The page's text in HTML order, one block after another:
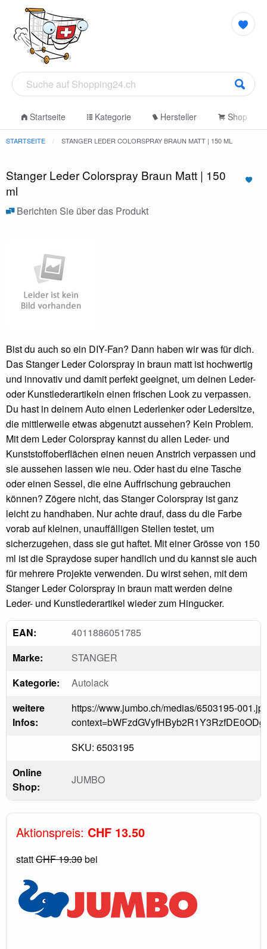
Startseite Kategorie Hersteller Shop
STARTSEITE STANGER LEDER COLORSPRAY BRAUN MATT | 150 ML
Stanger Leder Colorspray Braun Matt | 150
ml
Berichten Sie über das Produkt
Bist du auch so ein DIY-Fan? Dann haben wir was für dich.
Das Stanger Leder Colorspray in braun matt ist hochwertig
und innovativ und damit perfekt geeignet, um deinen Leder-
oder Kunstlederartikeln einen frischen Look zu verpassen.
Du hast in deinem Auto einen Lederlenker oder Ledersitze,
die mittlerweile etwas abgenutzt aussehen? Kein Problem.
Mit dem Leder Colorspray kannst du allen Leder- und
Kunststoffoberflächen einen neuen Anstrich verpassen und
sie aussehen lassen wie neu. Oder hast du eine Tasche
oder einen Sessel, die eine Auffrischung gebrauchen
können? Zögere nicht, das Stanger Colorspray ist ganz
leicht zu handhaben. Nur achte drauf, dass du die Farbe
vorab auf kleinen, unauffälligen Stellen testet, um
sicherzugehen, dass sie gut haftet. Mit einer Grösse von 150
ml ist die Spraydose super handlich und du kannst sie auch
für mehrere Projekte verwenden. Du wirst sehen, mit dem
Stanger Leder Colorspray in braun matt werden deine
Leder- und Kunstlederartikel wieder zum Hingucker.
EAN:
4011886051785
Marke:
STANGER
Kategorie:
Autolack
weitere
Infos:
https://www.jumbo.ch/medias/6503195-
SKU: 6503195
Online
Shop:
JUMBO
Aktionspreis: CHF 13.50
stattCHF 19.30bei